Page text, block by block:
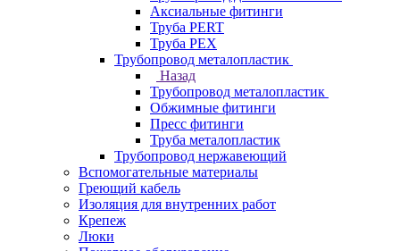
Аксиальные фитинги
Труба PERT
Труба PEX
Трубопровод металопластик
Назад
Трубопровод металопластик
Обжимные фитинги
Пресс фитинги
Труба металопластик
Трубопровод нержавеющий
Вспомогательные материалы
Греющий кабель
Изоляция для внутренних работ
Крепеж
Люки